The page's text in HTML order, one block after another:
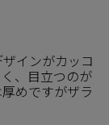
インがカッコ
、目立つのが
めですがザラ